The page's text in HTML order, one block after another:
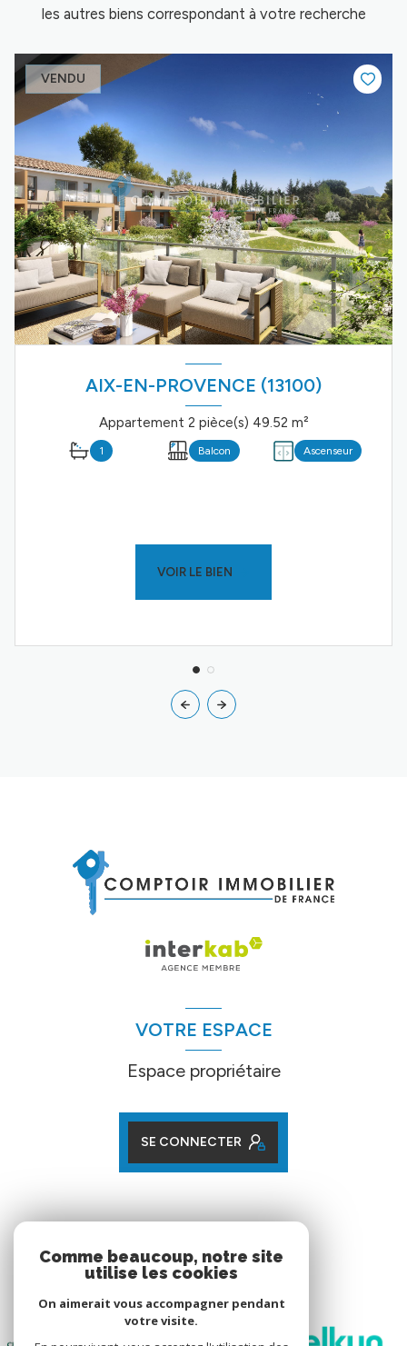
les autres biens correspondant à votre recherche
VENDU
AIX-EN-PROVENCE (13100)
Appartement 2 pièce(s) 49.52 m²
1 Balcon Ascenseur
VOIR LE BIEN
VOTRE ESPACE
Espace propriétaire
SE CONNECTER
Nos partenaires
Comme beaucoup, notre site
utilise les cookies
On aimerait vous accompagner pendant
votre visite.